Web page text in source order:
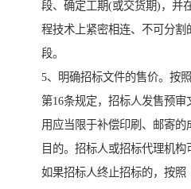
段、确定工期(或交货期)，并
程技术上紧密相连、不可分割
段。
5、明确招标文件的售价。按
第16条规定，招标人发售预
用应当限于补偿印刷、邮寄的
目的。招标人或招标代理机构
如果招标人终止招标的，按照